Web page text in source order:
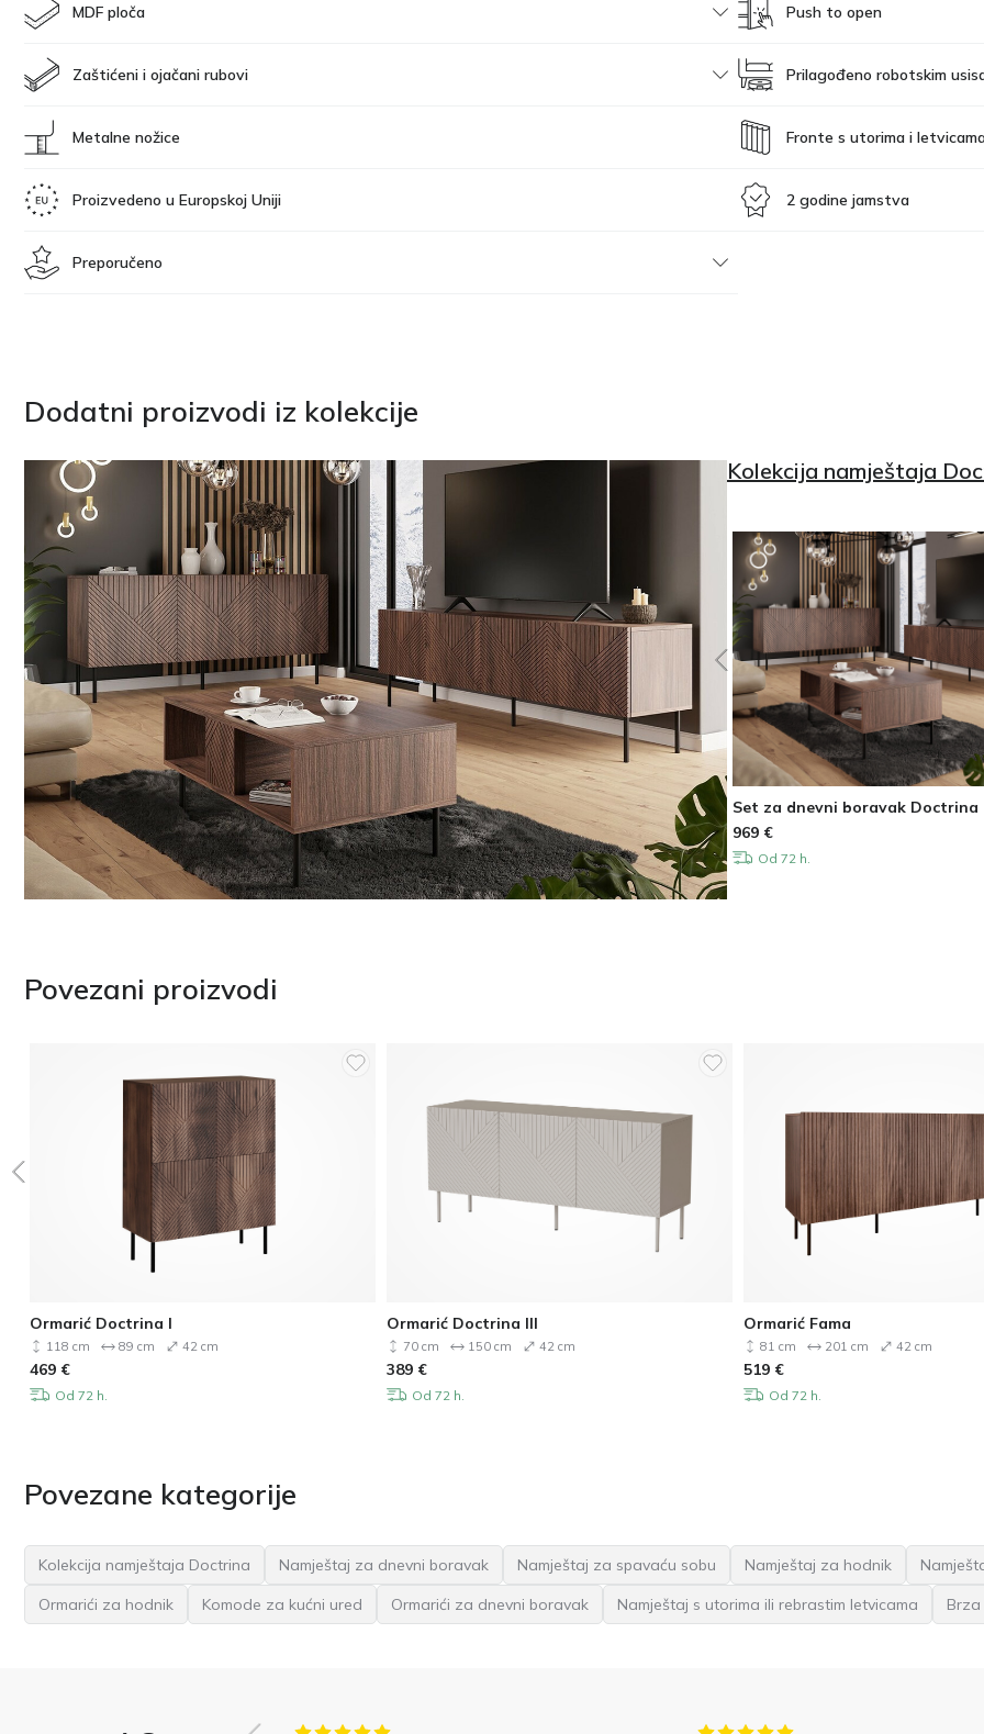
MDF ploča
Zaštićeni i ojačani rubovi
Metalne nožice
Proizvedeno u Europskoj Uniji
Preporučeno
Push to open
Prilagođeno robotskim
Fronte s utorima i
2 godine jamstva
Dodatni proizvodi iz kolekcije
Kolekcija namještaja
Set za dnevni boravak Doctrina
969 €
Od 72 h.
Povezani proizvodi
Ormarić Doctrina I
118 cm 89 cm 42 cm
469 €
Od 72 h.
Ormarić Doctrina III
70 cm 150 cm 42 cm
389 €
Od 72 h.
Ormarić Fama
81 cm 201 cm 42 cm
519 €
Od 72 h.
Povezane kategorije
Kolekcija namještaja Doctrina Namještaj za dnevni boravak Namještaj za spavaću sobu Namještaj za hodnik
Ormarići za hodnik
Komode za kućni ured Ormarići za dnevni boravak Namještaj s utorima ili rebrastim letvicama